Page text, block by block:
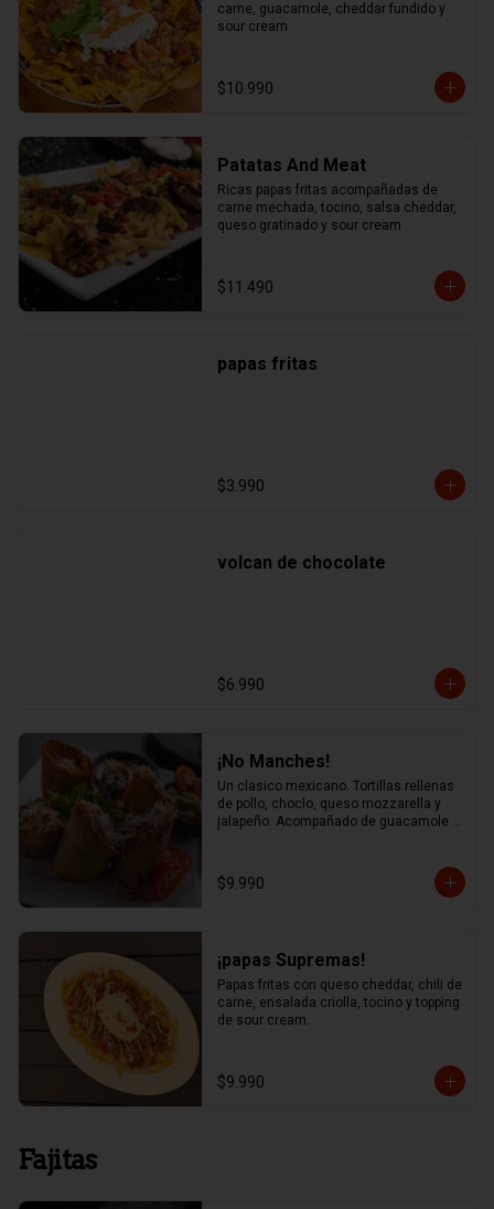
carne, guacamole, cheddar fundido y
sour cream
$10.990
Patatas And Meat
Ricas papas fritas acompañadas de
carne mechada, tocino, salsa cheddar,
queso gratinado y sour cream
$11.490
papas fritas
$3.990
volcan de chocolate
$6.990
¡No Manches!
Un clasico mexicano. Tortillas rellenas
de pollo, choclo, queso mozzarella y
jalapeño. Acompañado de guacamole y
$9.990
¡papas Supremas!
Papas fritas con queso cheddar, chili de
carne, ensalada criolla, tocino y topping
de sour cream.
$9.990
Fajitas